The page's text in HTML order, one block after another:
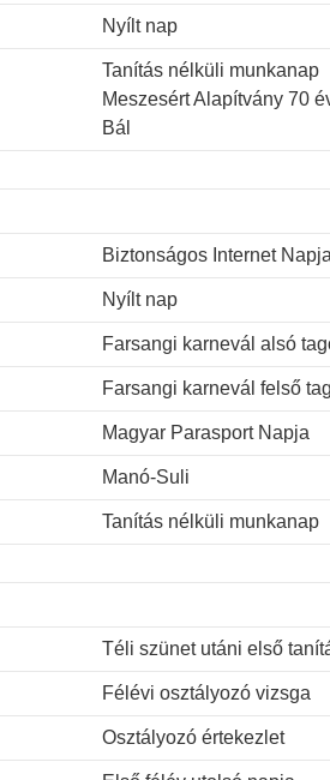
Nyílt nap
Tanítás nélküli munkanap
Meszesért Alapítvány 70
Bál
Biztonságos Internet
Nyílt nap
Farsangi karnevál alsó
Farsangi karnevál felső
Magyar Parasport Napja
Manó-Suli
Tanítás nélküli munkanap
Téli szünet utáni első
Félévi osztályozó vizsga
Osztályozó értekezlet